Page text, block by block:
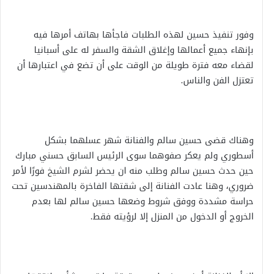
وفور تنفيذ حسين لهذه الطلبات فاجأها بهاتف أمرها فيه
بإنهاء جميع أعمالها وإغلاق الشقة والسفر له على أسبانيا
لقضاء معه فترة طويلة من الوقت على أن تضع في اعتبارها أن
تعتزل الفن والناس.
وهناك قضى حسين سالم والفنانة شهر عسلهما بشكل
أسطوري ولم يعكر صفوهما سوى الرئيس السابق حسني مبارك
حين حدث حسين سالم وطلب منه ان يحضر لشرم الشيخ فورًا لأمر
ضروري، وهنا عادت الفنانة إلى شقتها الفاخرة بالمهندسين تحت
حراسة مشددة ووفق شروط وضعها حسين سالم لها بعدم
الخروج أو الدخول من المنزل إلا لرؤيته فقط.